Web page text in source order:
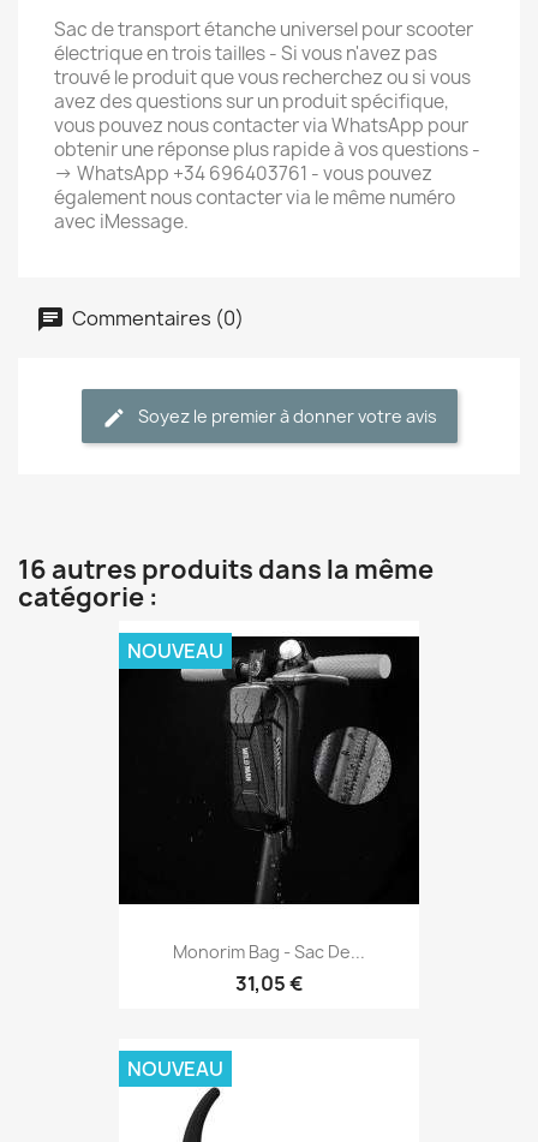
Sac de transport étanche universel pour scooter
électrique en trois tailles - Si vous n'avez pas
trouvé le produit que vous recherchez ou si vous
avez des questions sur un produit spécifique,
vous pouvez nous contacter via WhatsApp pour
obtenir une réponse plus rapide à vos questions -
-> WhatsApp +34 696403761 - vous pouvez
également nous contacter via le même numéro
avec iMessage.
Commentaires (0)
Soyez le premier à donner votre avis
16 autres produits dans la même
catégorie :
Monorim Bag - Sac De...
31,05 €
NOUVEAU
NOUVEAU